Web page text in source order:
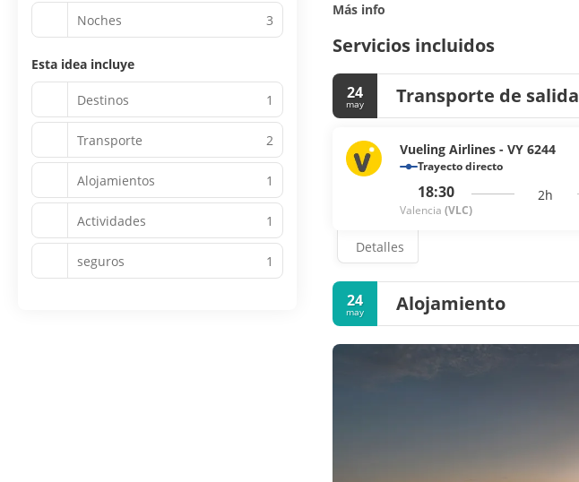
Más info
Servicios incluidos
24
may Transporte de salida
Vueling Airlines - VY 6244
Trayecto directo
18:30
Valencia (VLC)
2h
Detalles
24
may Alojamiento
Noches 3
Esta idea incluye
Destinos 1
Transporte 2
Alojamientos 1
Actividades 1
seguros 1